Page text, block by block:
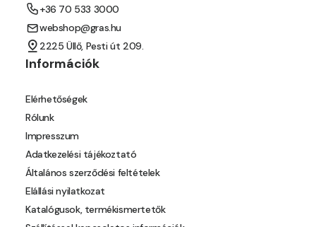
Pear-yellow C
+36 70 533 3000
webshop@gras.hu
2225 Üllő, Pesti út 209.
Információk
Elérhetőségek
Rólunk
Impresszum
Adatkezelési tájékoztató
Általános szerződési feltételek
Elállási nyilatkozat
Katalógusok, termékismertetők